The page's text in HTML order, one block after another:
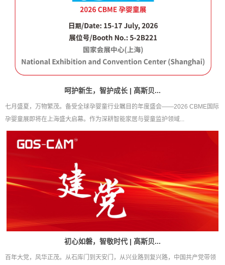
呵护新生，智护成长 | 高斯贝...
七月盛夏，万物繁茂。备受全球孕婴童行业瞩目的年度盛会——2026 CBME国际
孕婴童展即将在上海盛大启幕。作为深耕智能家居与婴童监护领域...
初心如磐，智敬时代 | 高斯贝...
百年大党，风华正茂。从石库门到天安门，从兴业路到复兴路，中国共产党带领